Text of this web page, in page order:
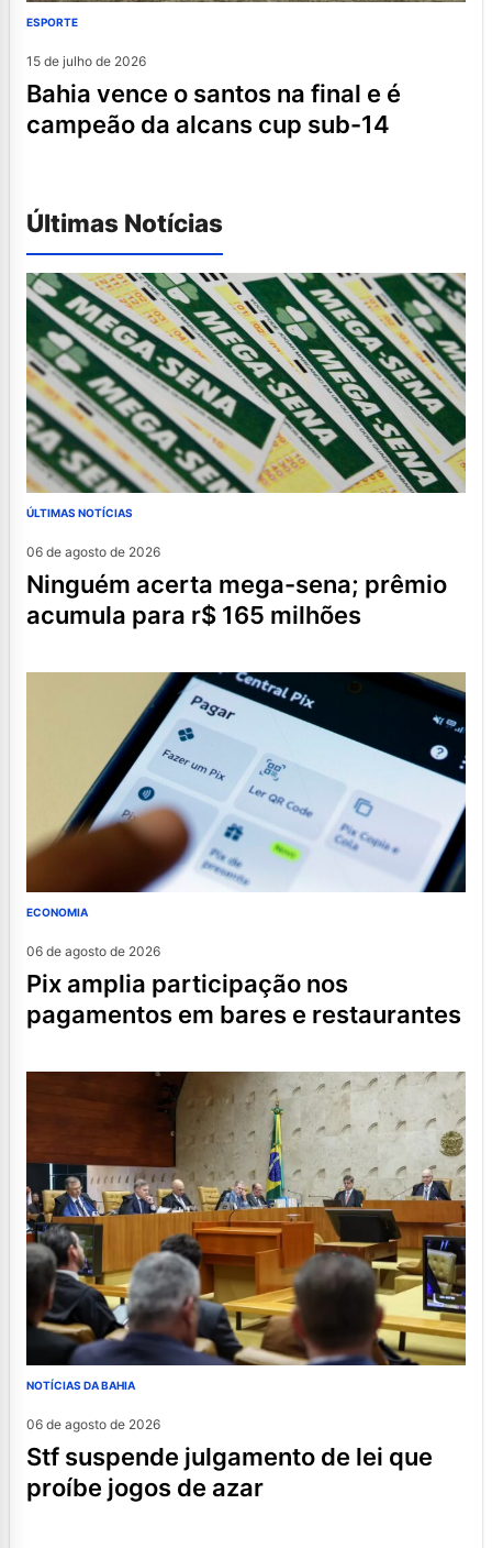
ESPORTE
15 de julho de 2026
bahia vence o santos na final e é
campeão da alcans cup sub-14
Últimas Notícias
ÚLTIMAS NOTÍCIAS
06 de agosto de 2026
ninguém acerta mega-sena; prêmio
acumula para r$ 165 milhões
ECONOMIA
06 de agosto de 2026
pix amplia participação nos
pagamentos em bares e restaurantes
NOTÍCIAS DA BAHIA
06 de agosto de 2026
stf suspende julgamento de lei que
proíbe jogos de azar